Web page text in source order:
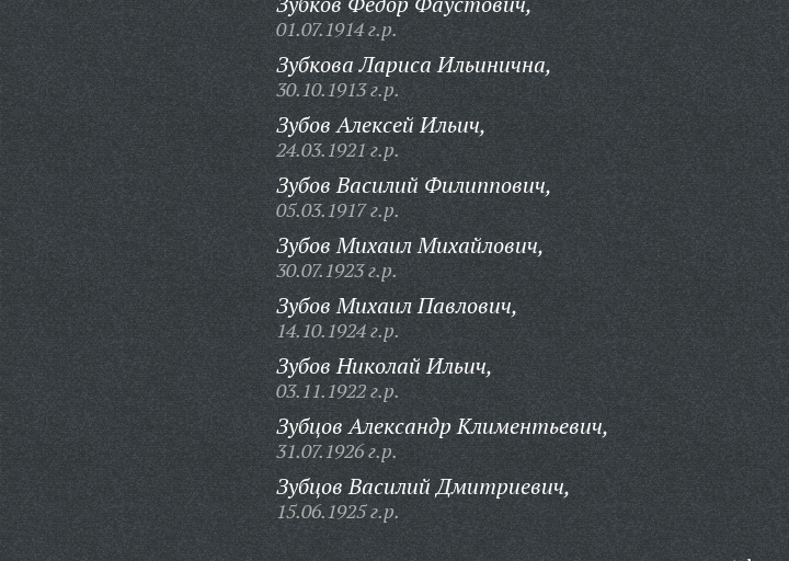
01.07.1914 г.р.
Зубкова Лариса Ильинична,
30.10.1913 г.р.
Зубов Алексей Ильич,
24.03.1921 г.р.
Зубов Василий Филиппович,
05.03.1917 г.р.
Зубов Михаил Михайлович,
30.07.1923 г.р.
Зубов Михаил Павлович,
14.10.1924 г.р.
Зубов Николай Ильич,
03.11.1922 г.р.
Зубцов Александр Климентьевич,
31.07.1926 г.р.
Зубцов Василий Дмитриевич,
15.06.1925 г.р.